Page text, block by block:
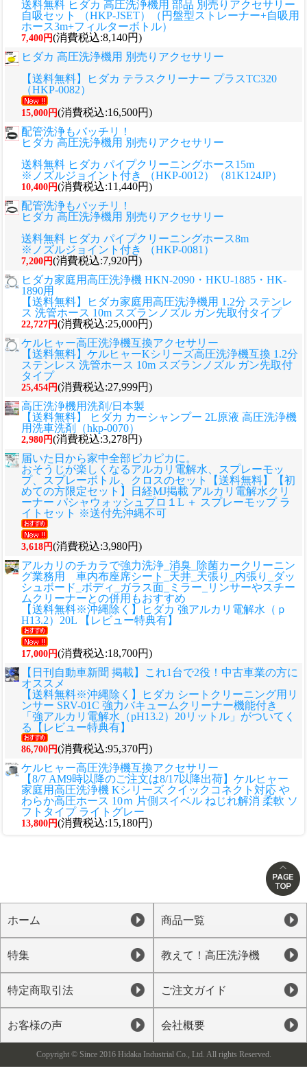
送料無料 ヒダカ 高圧洗浄機用 部品 別売りアクセサリー
自吸セット （HKP-JSET）（円盤型ストレーナー+自吸用
ホース3m+フィルターボトル）
7,400円(消費税込:8,140円)
ヒダカ 高圧洗浄機用 別売りアクセサリー
【送料無料】ヒダカ テラスクリーナー プラスTC320
（HKP-0082）
15,000円(消費税込:16,500円)
配管洗浄もバッチリ！
ヒダカ 高圧洗浄機用 別売りアクセサリー
送料無料 ヒダカ パイプクリーニングホース15m
※ノズルジョイント付き （HKP-0012）（81K124JP）
10,400円(消費税込:11,440円)
配管洗浄もバッチリ！
ヒダカ 高圧洗浄機用 別売りアクセサリー
送料無料 ヒダカ パイプクリーニングホース8m
※ノズルジョイント付き （HKP-0081）
7,200円(消費税込:7,920円)
ヒダカ家庭用高圧洗浄機 HKN-2090・HKU-1885・HK-
1890用
【送料無料】ヒダカ家庭用高圧洗浄機用 1.2分 ステンレ
ス 洗管ホース 10m スズランノズル ガン先取付タイプ
22,727円(消費税込:25,000円)
ケルヒャー高圧洗浄機互換アクセサリー
【送料無料】ケルヒャーKシリーズ高圧洗浄機互換 1.2分
ステンレス 洗管ホース 10m スズランノズル ガン先取付
タイプ
25,454円(消費税込:27,999円)
高圧洗浄機用洗剤/日本製
【送料無料】 ヒダカ カーシャンプー 2L原液 高圧洗浄機
用洗車洗剤（hkp-0070）
2,980円(消費税込:3,278円)
届いた日から家中全部ピカピカに。
おそうじが楽しくなるアルカリ電解水、スプレーモッ
プ、スプレーボトル、クロスのセット
【送料無料】【初
めての方限定セット】日経MJ掲載 アルカリ電解水クリ
ーナー パシャウォッシュプロ１L ＋ スプレーモップ ラ
イトセット ※送付先沖縄不可
3,618円(消費税込:3,980円)
アルカリのチカラで強力洗浄_消臭_除菌カークリーニン
グ業務用 車内布座席シート_天井_天張り_内張り_ダッ
シュボード_ボディ_ガラス面_ミラー_リンサーやスチー
ムクリーナーとの併用もおすすめ
【送料無料※沖縄除く】ヒダカ 強アルカリ電解水（ｐ
H13.2）20L 【レビュー特典有】
17,000円(消費税込:18,700円)
【日刊自動車新聞 掲載】これ1台で2役！中古車業の方に
オススメ
【送料無料※沖縄除く】ヒダカ シートクリーニング用リ
ンサー SRV-01C 強力バキュームクリーナー機能付き
「強アルカリ電解水（pH13.2）20リットル」がついてく
る【レビュー特典有】
86,700円(消費税込:95,370円)
ケルヒャー高圧洗浄機互換アクセサリー
【8/7 AM9時以降のご注文は8/17以降出荷】ケルヒャー
家庭用高圧洗浄機 Kシリーズ クイックコネクト対応 や
わらか高圧ホース 10ｍ 片側スイベル ねじれ解消 柔軟 ソ
フトタイプ ライトグレー
13,800円(消費税込:15,180円)
ホーム 商品一覧
特集 教えて！高圧洗浄機
特定商取引法 ご注文ガイド
お客様の声 会社概要
Copyright © Since 2016 Hidaka Industrial Co., Ltd. All rights Reserved.